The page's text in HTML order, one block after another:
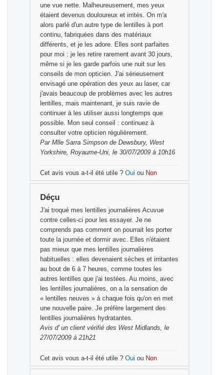
une vue nette. Malheureusement, mes yeux
étaient devenus douloureux et irrités. On m'a
alors parlé d'un autre type de lentilles à port
continu, fabriquées dans des matériaux
différents, et je les adore. Elles sont parfaites
pour moi : je les retire rarement avant 30 jours,
même si je les garde parfois une nuit sur les
conseils de mon opticien. J'ai sérieusement
envisagé une opération des yeux au laser, car
j'avais beaucoup de problèmes avec les autres
lentilles, mais maintenant, je suis ravie de
continuer à les utiliser aussi longtemps que
possible. Mon seul conseil : continuez à
consulter votre opticien régulièrement.
Par Mlle Sarra Simpson de Dewsbury, West
Yorkshire, Royaume-Uni, le 30/07/2009 à 10h16
Cet avis vous a-t-il été utile ? Oui ou Non
Déçu
J'ai troqué mes lentilles journalières Acuvue
contre celles-ci pour les essayer. Je ne
comprends pas comment on pourrait les porter
toute la journée et dormir avec. Elles n'étaient
pas mieux que mes lentilles journalières
habituelles : elles devenaient sèches et irritantes
au bout de 6 à 7 heures, comme toutes les
autres lentilles que j'ai testées. Au moins, avec
les lentilles journalières, on a la sensation de
« lentilles neuves » à chaque fois qu'on en met
une nouvelle paire. Je préfère largement des
lentilles journalières hydratantes.
Avis d' un client vérifié des West Midlands, le
27/07/2009 à 21h21
Cet avis vous a-t-il été utile ? Oui ou Non